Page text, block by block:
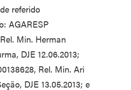
referido
AGARESP
Min. Herman
DJE 12.06.2013;
Rel. Min. Ari
DJE 13.05.2013; e